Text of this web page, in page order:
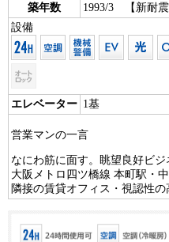
築年数
1993/3 【新耐
設備
エレベーター 1基
営業マンの一言
なにわ筋に面す。眺望良好ビジ
大阪メトロ四ツ橋線 本町駅・
隣接の賃貸オフィス・視認性